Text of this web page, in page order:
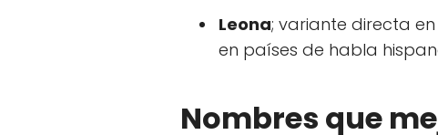
Leona; variante directa
en países de habla
Nombres que